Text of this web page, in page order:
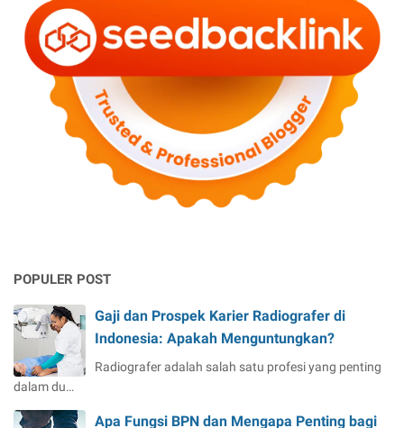
POPULER POST
Gaji dan Prospek Karier Radiografer di
Indonesia: Apakah Menguntungkan?
Radiografer adalah salah satu profesi yang penting
dalam du…
Apa Fungsi BPN dan Mengapa Penting bagi